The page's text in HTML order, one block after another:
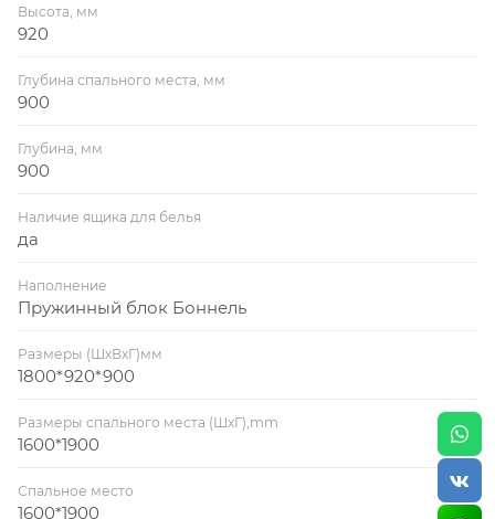
Спальное место: 1600х1900 мм
Механизм трансформации: выкатной
К дивану можно отдельно приобрести подушки
подушку.
Высота, мм
920
Глубина спального места, мм
900
Глубина, мм
900
Наличие ящика для белья
да
Наполнение
Пружинный блок Боннель
Размеры (ШхВхГ)мм
1800*920*900
Размеры спального места (ШхГ),mm
1600*1900
Спальное место
1600*1900